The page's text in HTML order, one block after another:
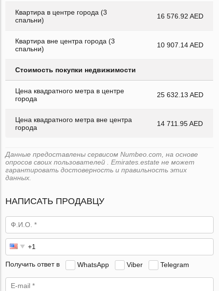
Квартира в центре города (3
спальни)
16 576.92 AED
Квартира вне центра города (3
спальни)
10 907.14 AED
Стоимость покупки недвижимости
Цена квадратного метра в центре
города
25 632.13 AED
Цена квадратного метра вне центра
города
14 711.95 AED
Данные предоставлены сервисом Numbeo.com, на основе
опросов своих пользователей . Emirates.estate не может
гарантировать достоверность и правильность этих
данных.
НАПИСАТЬ ПРОДАВЦУ
Получить ответ в WhatsApp Viber Telegram